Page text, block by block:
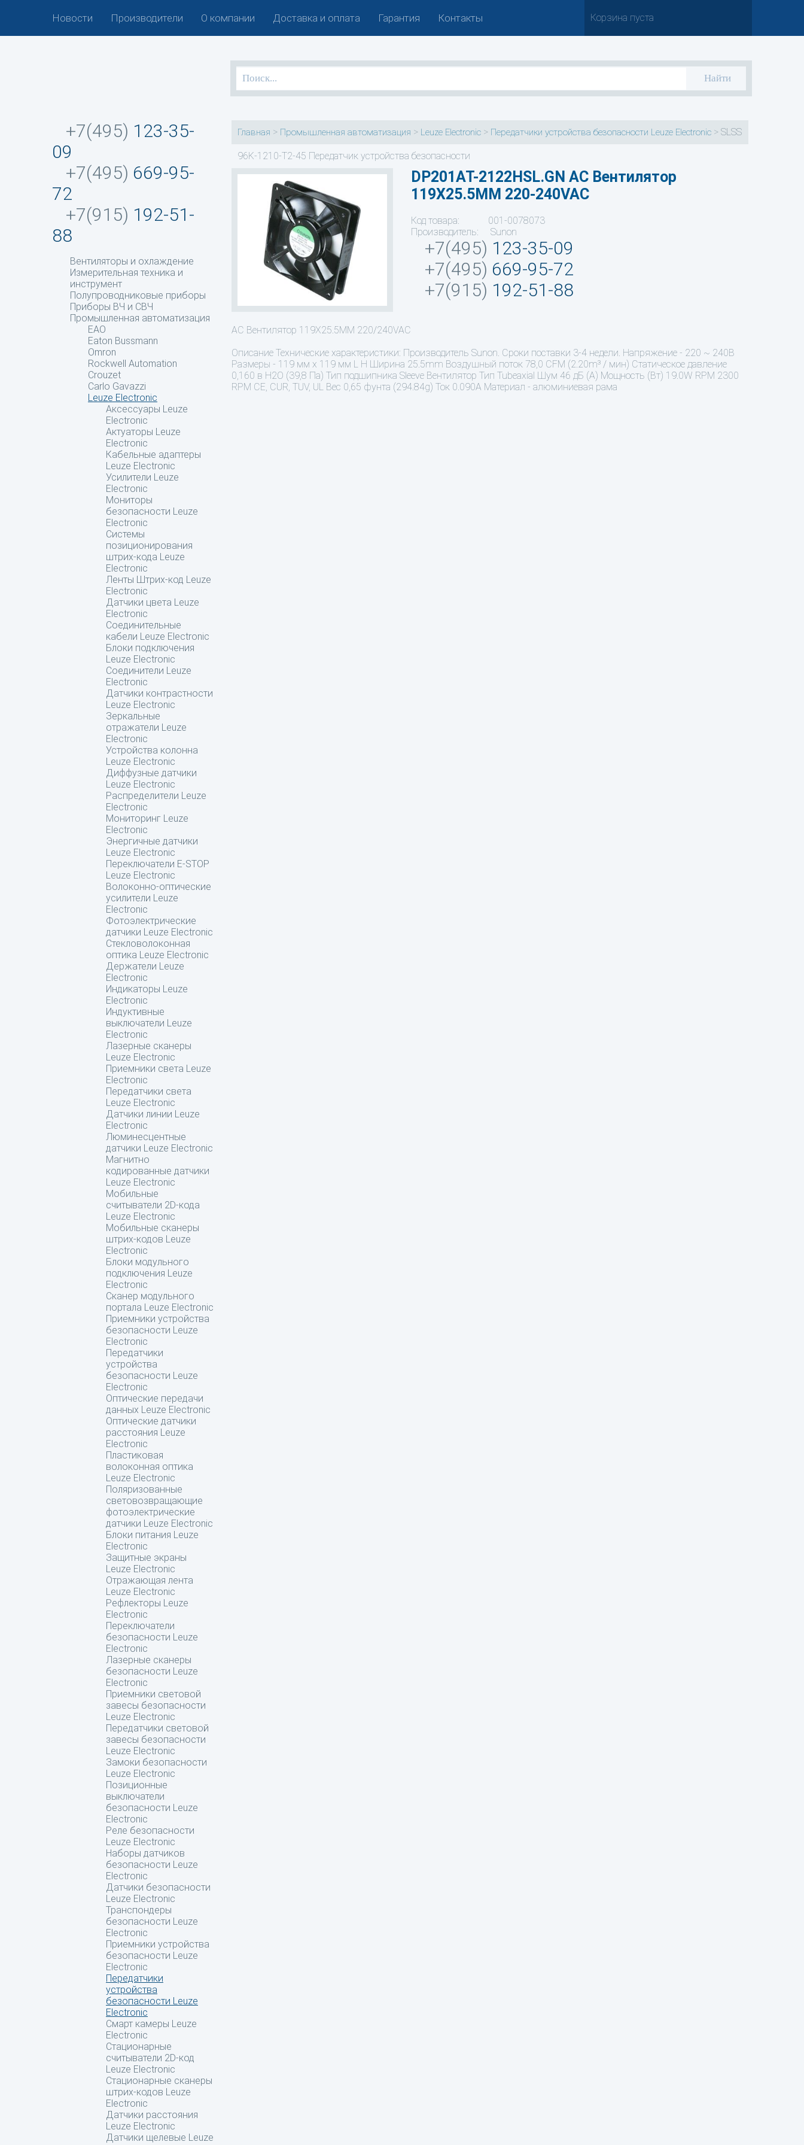
Новости Производители О компании Доставка и оплата Гарантия Контакты Корзина пуста
+7(495) 123-35-
09
+7(495) 669-95-
72
+7(915) 192-51-
88
Вентиляторы и охлаждение
Измерительная техника и
инструмент
Полупроводниковые приборы
Приборы ВЧ и СВЧ
Промышленная автоматизация
EAO
Eaton Bussmann
Omron
Rockwell Automation
Crouzet
Carlo Gavazzi
Leuze Electronic
Аксессуары Leuze
Electronic
Актуаторы Leuze
Electronic
Кабельные адаптеры
Leuze Electronic
Усилители Leuze
Electronic
Мониторы
безопасности Leuze
Electronic
Системы
позиционирования
штрих-кода Leuze
Electronic
Ленты Штрих-код Leuze
Electronic
Датчики цвета Leuze
Electronic
Соединительные
кабели Leuze Electronic
Блоки подключения
Leuze Electronic
Соединители Leuze
Electronic
Датчики контрастности
Leuze Electronic
Зеркальные
отражатели Leuze
Electronic
Устройства колонна
Leuze Electronic
Диффузные датчики
Leuze Electronic
Распределители Leuze
Electronic
Мониторинг Leuze
Electronic
Энергичные датчики
Leuze Electronic
Переключатели E-STOP
Leuze Electronic
Волоконно-оптические
усилители Leuze
Electronic
Фотоэлектрические
датчики Leuze Electronic
Стекловолоконная
оптика Leuze Electronic
Держатели Leuze
Electronic
Индикаторы Leuze
Electronic
Индуктивные
выключатели Leuze
Electronic
Лазерные сканеры
Leuze Electronic
Приемники света Leuze
Electronic
Передатчики света
Leuze Electronic
Датчики линии Leuze
Electronic
Люминесцентные
датчики Leuze Electronic
Магнитно
кодированные датчики
Leuze Electronic
Мобильные
считыватели 2D-кода
Leuze Electronic
Мобильные сканеры
штрих-кодов Leuze
Electronic
Блоки модульного
подключения Leuze
Electronic
Сканер модульного
портала Leuze Electronic
Приемники устройства
безопасности Leuze
Electronic
Передатчики
устройства
безопасности Leuze
Electronic
Оптические передачи
данных Leuze Electronic
Оптические датчики
расстояния Leuze
Electronic
Пластиковая
волоконная оптика
Leuze Electronic
Поляризованные
световозвращающие
фотоэлектрические
датчики Leuze Electronic
Блоки питания Leuze
Electronic
Защитные экраны
Leuze Electronic
Отражающая лента
Leuze Electronic
Рефлекторы Leuze
Electronic
Переключатели
безопасности Leuze
Electronic
Лазерные сканеры
безопасности Leuze
Electronic
Приемники световой
завесы безопасности
Leuze Electronic
Передатчики световой
завесы безопасности
Leuze Electronic
Замоки безопасности
Leuze Electronic
Позиционные
выключатели
безопасности Leuze
Electronic
Реле безопасности
Leuze Electronic
Наборы датчиков
безопасности Leuze
Electronic
Датчики безопасности
Leuze Electronic
Транспондеры
безопасности Leuze
Electronic
Приемники устройства
безопасности Leuze
Electronic
Передатчики
устройства
безопасности Leuze
Electronic
Смарт камеры Leuze
Electronic
Стационарные
считыватели 2D-код
Leuze Electronic
Стационарные сканеры
штрих-кодов Leuze
Electronic
Датчики расстояния
Leuze Electronic
Датчики щелевые Leuze
Главная > Промышленная автоматизация > Leuze Electronic > Передатчики устройства безопасности Leuze Electronic > SLSS
96K-1210-T2-45 Передатчик устройства безопасности
DP201AT-2122HSL.GN AC Вентилятор
119X25.5MM 220-240VAC
Код товара: 001-0078073
Производитель: Sunon
+7(495) 123-35-09
+7(495) 669-95-72
+7(915) 192-51-88
AC Вентилятор 119X25.5MM 220/240VAC
Описание Технические характеристики: Производитель Sunon. Сроки поставки 3-4 недели. Напряжение - 220 ~ 240В
Размеры - 119 мм х 119 мм L H Ширина 25.5mm Воздушный поток 78,0 CFM (2.20m³ / мин) Статическое давление
0,160 в H2O (39,8 Па) Тип подшипника Sleeve Вентилятор Тип Tubeaxial Шум 46 дБ (А) Мощность (Вт) 19.0W RPM 2300
RPM CE, CUR, TUV, UL Вес 0,65 фунта (294.84g) Ток 0.090A Материал - алюминиевая рама